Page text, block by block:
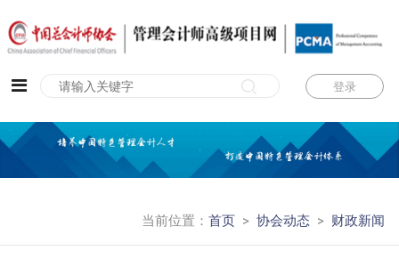
登录
当前位置： 首页 > 协会动态 > 财政新闻